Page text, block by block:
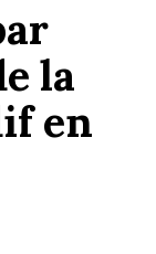
la
en